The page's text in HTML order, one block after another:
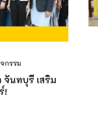
กรรม
จันทบุรี เสริม
!